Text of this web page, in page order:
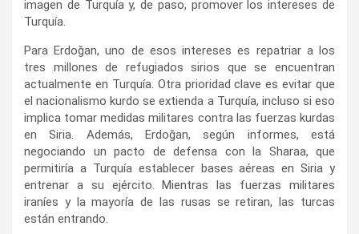
imagen de Turquía y, de paso, promover los intereses de
Turquía.
Para Erdoğan, uno de esos intereses es repatriar a los
tres millones de refugiados sirios que se encuentran
actualmente en Turquía. Otra prioridad clave es evitar que
el nacionalismo kurdo se extienda a Turquía, incluso si eso
implica tomar medidas militares contra las fuerzas kurdas
en Siria. Además, Erdoğan, según informes, está
negociando un pacto de defensa con la Sharaa, que
permitiría a Turquía establecer bases aéreas en Siria y
entrenar a su ejército. Mientras las fuerzas militares
iraníes y la mayoría de las rusas se retiran, las turcas
están entrando.